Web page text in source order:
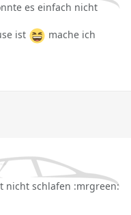
es einfach nicht
ist
mache ich
nicht schlafen :mrgreen: